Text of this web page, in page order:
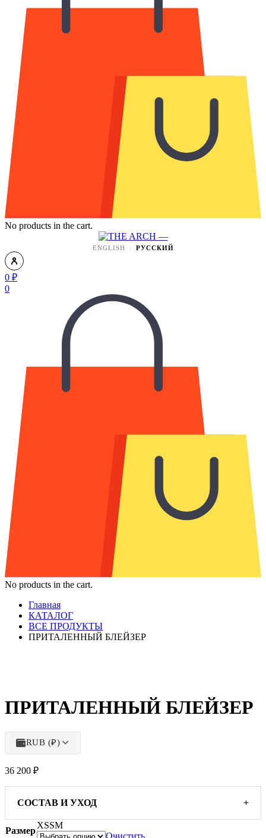
No products in the cart.
ENGLISH РУССКИЙ
0 ₽
0
No products in the cart.
Главная
КАТАЛОГ
ВСЕ ПРОДУКТЫ
ПРИТАЛЕННЫЙ БЛЕЙЗЕР
ПРИТАЛЕННЫЙ БЛЕЙЗЕР
RUB (₽)
36 200 ₽
СОСТАВ И УХОД +
Размер
XSSM
Очистить